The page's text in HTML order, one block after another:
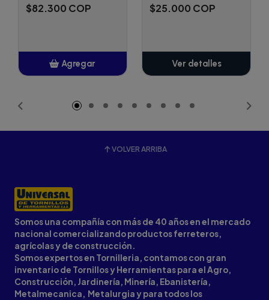
$82.300 COP
Agregar
$25.000 COP
Ver detalles
VOLVER ARRIBA
Somos una compañía con más de 40 años en el mercado
nacional comercializando productos ferreteros,
agrícolas y de construcción.
Somos expertos en Tornilleria, contamos con gran
inventario de Tornillos y Herramientas para el Agro,
Construcción, Jardinería, Minería, Ebanistería,
Metalmecanica, Metalurgia y para todos los